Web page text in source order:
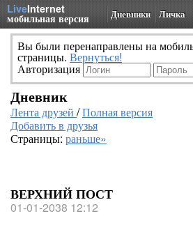
LiveInternet
мобильная версия Дневники Личка
Вы были перенаправлены на
страницы. Вернуться!
Авторизация
Дневник
Лента друзей /Полная версия
Добавить в друзья
Страницы: раньше»
ВЕРХНИЙ ПОСТ
01-01-2038 12:12